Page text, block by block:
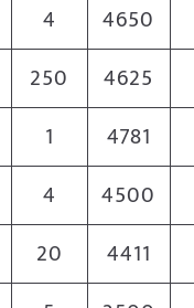
4 4650
250 4625
1 4781
4 4500
20 4411